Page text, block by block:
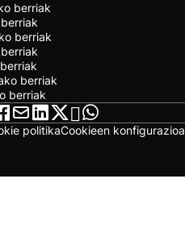
berriak
berriak
berriak
berriak
politikaCookieen konfigurazioa